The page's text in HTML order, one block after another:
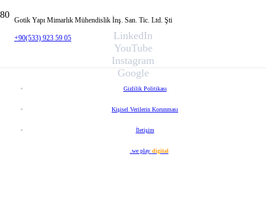
Gotik Yapı Mimarlık Mühendislik İnş. San. Tic. Ltd. Şti
+90(533) 923 59 05
LinkedIn
YouTube
Instagram
Google
Gizlilik Politikası
Kişisel Verilerin Korunması
İletişim
.we play digital